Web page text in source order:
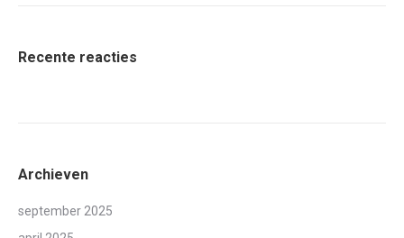
Recente reacties
Archieven
september 2025